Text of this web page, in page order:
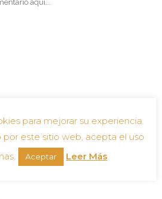
para mejorar su experiencia.
por este sitio web, acepta el uso
Aceptar Leer Más